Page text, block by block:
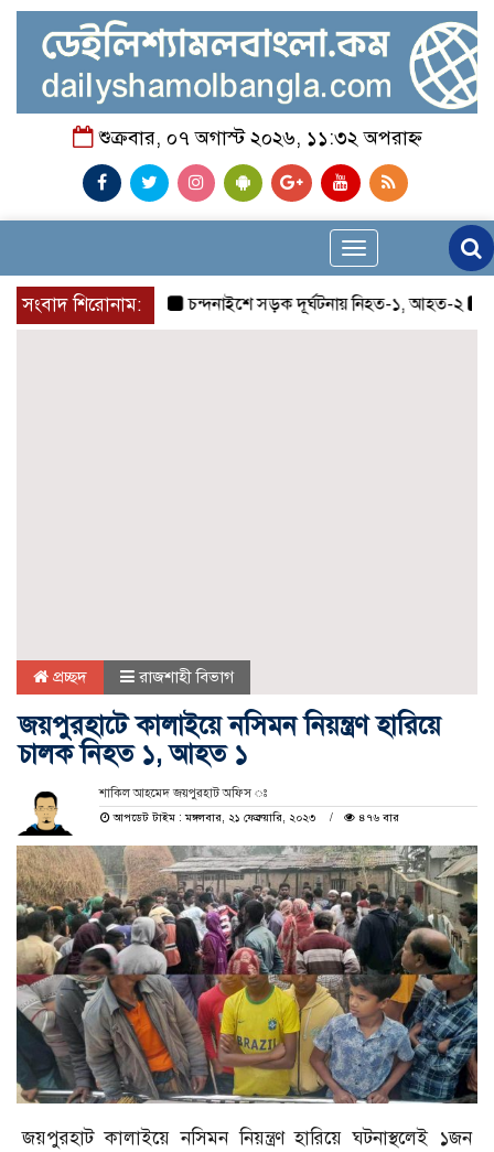
শুক্রবার, ০৭ অগাস্ট ২০২৬, ১১:৩২ অপরাহ্ন
Toggle
navigation
সংবাদ শিরোনাম:
চন্দনাইশে সড়ক দূর্ঘটনায় নিহত-১, আহত-২
প্রচ্ছদ রাজশাহী বিভাগ
জয়পুরহাটে কালাইয়ে নসিমন নিয়ন্ত্রণ হারিয়ে
চালক নিহত ১, আহত ১
শাকিল আহমেদ জয়পুরহাট অফিস ঃ
আপডেট টাইম : মঙ্গলবার, ২১ ফেব্রুয়ারি, ২০২৩
৪৭৬ বার
জয়পুরহাট কালাইয়ে নসিমন নিয়ন্ত্রণ হারিয়ে ঘটনাস্থলেই ১জন